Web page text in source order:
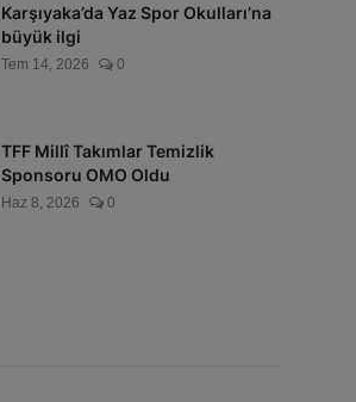
Karşıyaka’da Yaz Spor Okulları’na
büyük ilgi
Tem 14, 2026 0
TFF Millî Takımlar Temizlik
Sponsoru OMO Oldu
Haz 8, 2026 0